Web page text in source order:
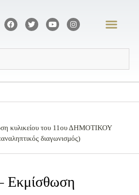
κυλικείου του 11ου ΔΗΜΟΤΙΚΟΥ
διαγωνισμός)
Eκμίσθωση